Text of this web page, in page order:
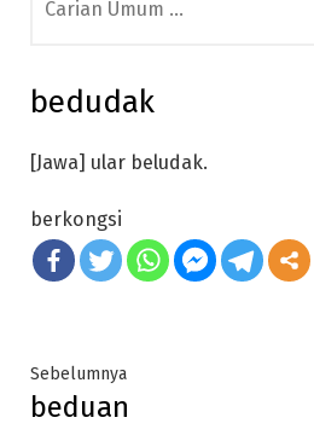
for:
bedudak
[Jawa] ular beludak.
berkongsi
Post
navigation
SebelumnyaPrevious
post:
beduan